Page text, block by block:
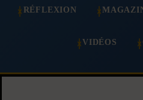
RÉFLEXION
VIDÉOS